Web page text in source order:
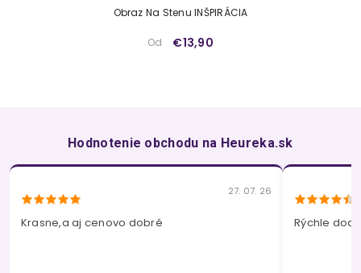
Obraz Na Stenu INŠPIRÁCIA
Od €13,90
Hodnotenie obchodu na Heureka.sk
27. 07. 26
Krasne,a aj cenovo dobré Rýchle